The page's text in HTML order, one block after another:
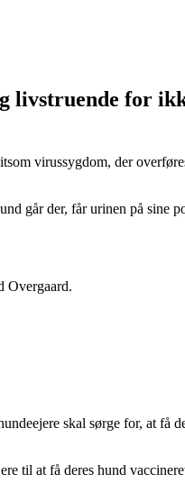
livstruende for
virussygdom, der
går der, får urinen på sine
Overgaard.
skal sørge for, at få
til at få deres hund